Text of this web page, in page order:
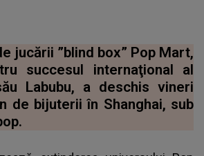
jucării ”blind box” Pop Mart,
succesul internaţional al
Labubu, a deschis vineri
de bijuterii în Shanghai, sub